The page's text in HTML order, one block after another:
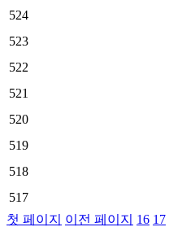
524
523
522
521
520
519
518
517
첫 페이지
이전 페이지 16 17